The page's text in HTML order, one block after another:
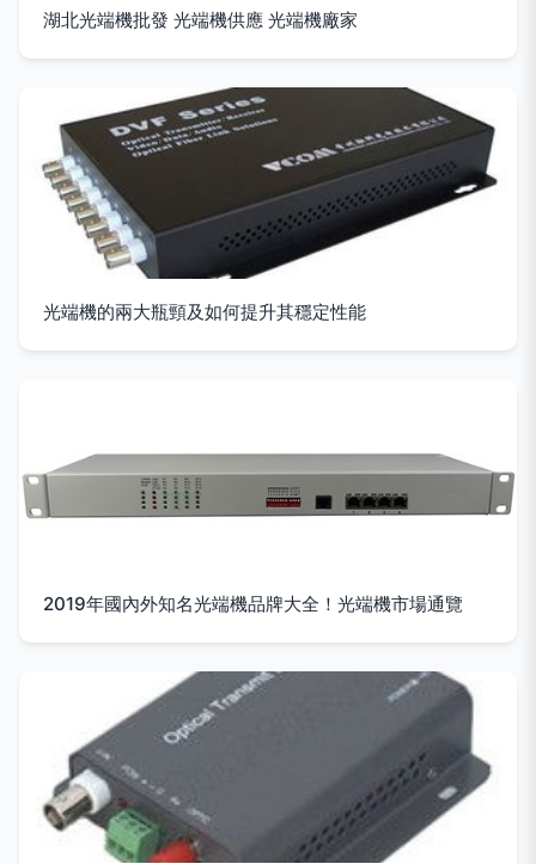
湖北光端機批發 光端機供應 光端機廠家
光端機的兩大瓶頸及如何提升其穩定性能
2019年國內外知名光端機品牌大全！光端機市場通覽